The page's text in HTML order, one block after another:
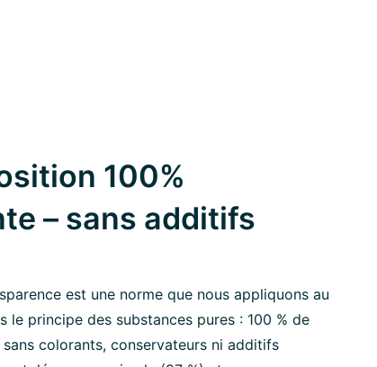
100%
– sans additifs
est une norme que nous appliquons au
le principe des substances pures : 100 % de
colorants, conservateurs ni additifs